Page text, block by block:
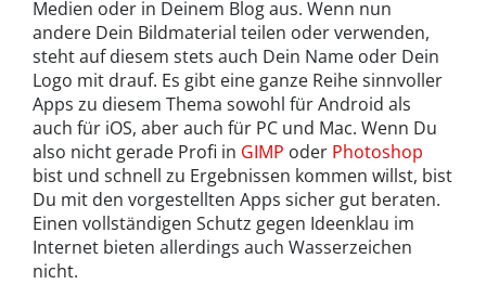
Medien oder in Deinem Blog aus. Wenn nun
andere Dein Bildmaterial teilen oder verwenden,
steht auf diesem stets auch Dein Name oder Dein
Logo mit drauf. Es gibt eine ganze Reihe sinnvoller
Apps zu diesem Thema sowohl für Android als
auch für iOS, aber auch für PC und Mac. Wenn Du
also nicht gerade Profi in GIMP oder Photoshop
bist und schnell zu Ergebnissen kommen willst, bist
Du mit den vorgestellten Apps sicher gut beraten.
Einen vollständigen Schutz gegen Ideenklau im
Internet bieten allerdings auch Wasserzeichen
nicht.